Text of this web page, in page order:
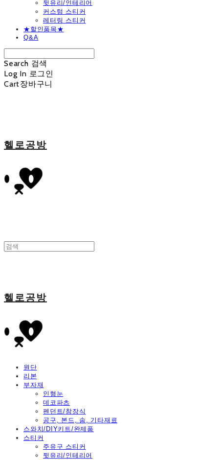
뒷유리/인테리어
커스텀 스티커
레터링 스티커
★할인품목★
Q&A
Search 검색
Log In 로그인
Cart장바구니
헬로공방
헬로공방
원단
리본
부자재
인형눈
데코파츠
펜던트/참장식
공구, 본드, 솜, 기타재료
스와치/DIY키트/완제품
스티커
주유구 스티커
뒷유리/인테리어